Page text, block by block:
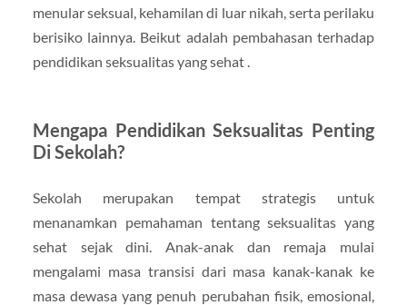
menular seksual, kehamilan di luar nikah, serta perilaku
berisiko lainnya. Beikut adalah pembahasan terhadap
pendidikan seksualitas yang sehat .
Mengapa Pendidikan Seksualitas Penting
Di Sekolah?
Sekolah merupakan tempat strategis untuk
menanamkan pemahaman tentang seksualitas yang
sehat sejak dini. Anak-anak dan remaja mulai
mengalami masa transisi dari masa kanak-kanak ke
masa dewasa yang penuh perubahan fisik, emosional,